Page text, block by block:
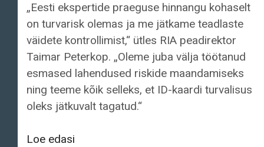
„Eesti ekspertide praeguse hinnangu kohaselt
on turvarisk olemas ja me jätkame teadlaste
väidete kontrollimist,“ ütles RIA peadirektor
Taimar Peterkop. „Oleme juba välja töötanud
esmased lahendused riskide maandamiseks
ning teeme kõik selleks, et ID-kaardi turvalisus
oleks jätkuvalt tagatud.“
Loe edasi